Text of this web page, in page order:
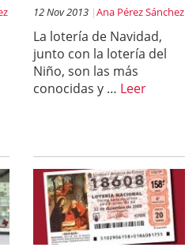
financiera: cómo anticiparte
3 de octubre de 2025
12 Nov 2013 Ana Pérez Sánchez
La lotería de Navidad,
junto con la lotería del
Niño, son las más
conocidas y … Leer